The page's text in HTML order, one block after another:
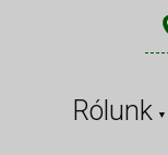
Rólunk